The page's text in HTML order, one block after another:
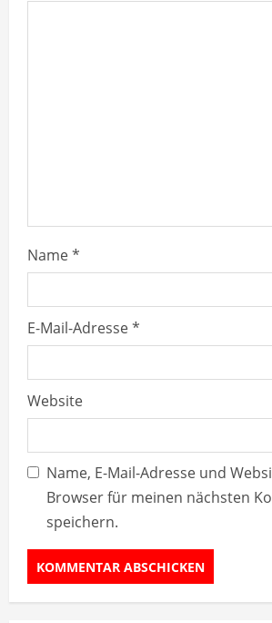
Name*
E-Mail-Adresse*
Website
Name, E-Mail-Adresse und
Browser für meinen nächsten
speichern.